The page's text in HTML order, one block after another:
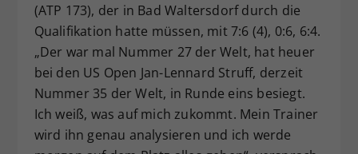
(ATP 173), der in Bad Waltersdorf durch die
Qualifikation hatte müssen, mit 7:6 (4), 0:6, 6:4.
„Der war mal Nummer 27 der Welt, hat heuer
bei den US Open Jan-Lennard Struff, derzeit
Nummer 35 der Welt, in Runde eins besiegt.
Ich weiß, was auf mich zukommt. Mein Trainer
wird ihn genau analysieren und ich werde